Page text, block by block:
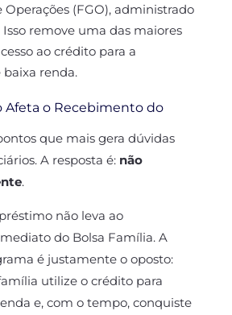
(FGO), administrado
remove uma das maiores
ao crédito para a
renda.
Afeta o Recebimento do
que mais gera dúvidas
A resposta é: não
.
não leva ao
do Bolsa Família. A
é justamente o oposto:
utilize o crédito para
e, com o tempo, conquiste